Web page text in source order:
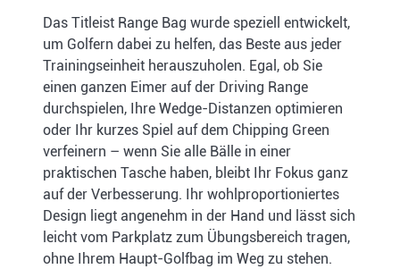
Das Titleist Range Bag wurde speziell entwickelt,
um Golfern dabei zu helfen, das Beste aus jeder
Trainingseinheit herauszuholen. Egal, ob Sie
einen ganzen Eimer auf der Driving Range
durchspielen, Ihre Wedge-Distanzen optimieren
oder Ihr kurzes Spiel auf dem Chipping Green
verfeinern – wenn Sie alle Bälle in einer
praktischen Tasche haben, bleibt Ihr Fokus ganz
auf der Verbesserung. Ihr wohlproportioniertes
Design liegt angenehm in der Hand und lässt sich
leicht vom Parkplatz zum Übungsbereich tragen,
ohne Ihrem Haupt-Golfbag im Weg zu stehen.